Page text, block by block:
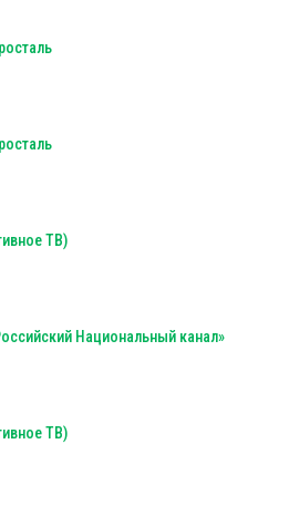
ТВ)
Национальный канал»
ТВ)